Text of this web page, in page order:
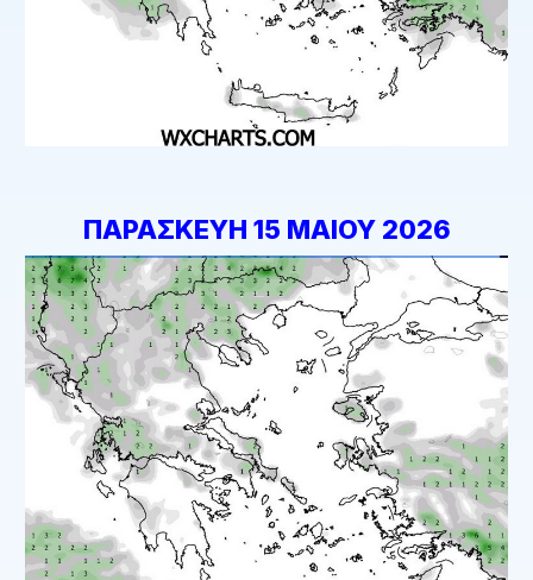
ΠΑΡΑΣΚΕΥΗ 15 ΜΑΙΟΥ 2026